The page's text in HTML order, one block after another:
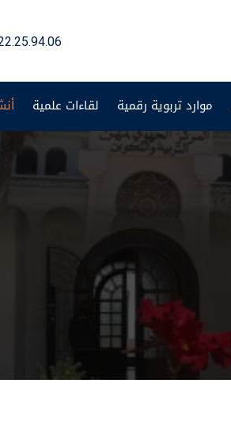
موارد تربوية رقمية لقاءات علمية